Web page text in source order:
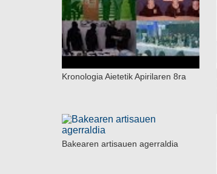
Kronologia Aietetik Apirilaren 8ra
Bakearen artisauen agerraldia